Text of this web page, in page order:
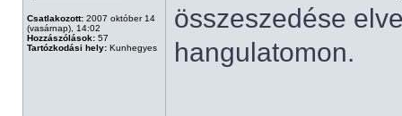
Csatlakozott: 2007 október 14
(vasárnap), 14:02
Hozzászólások: 57
Tartózkodási hely: Kunhegyes
összeszedése
hangulatomon.